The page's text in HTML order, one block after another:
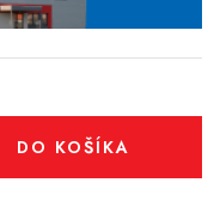
DO KOŠÍKA